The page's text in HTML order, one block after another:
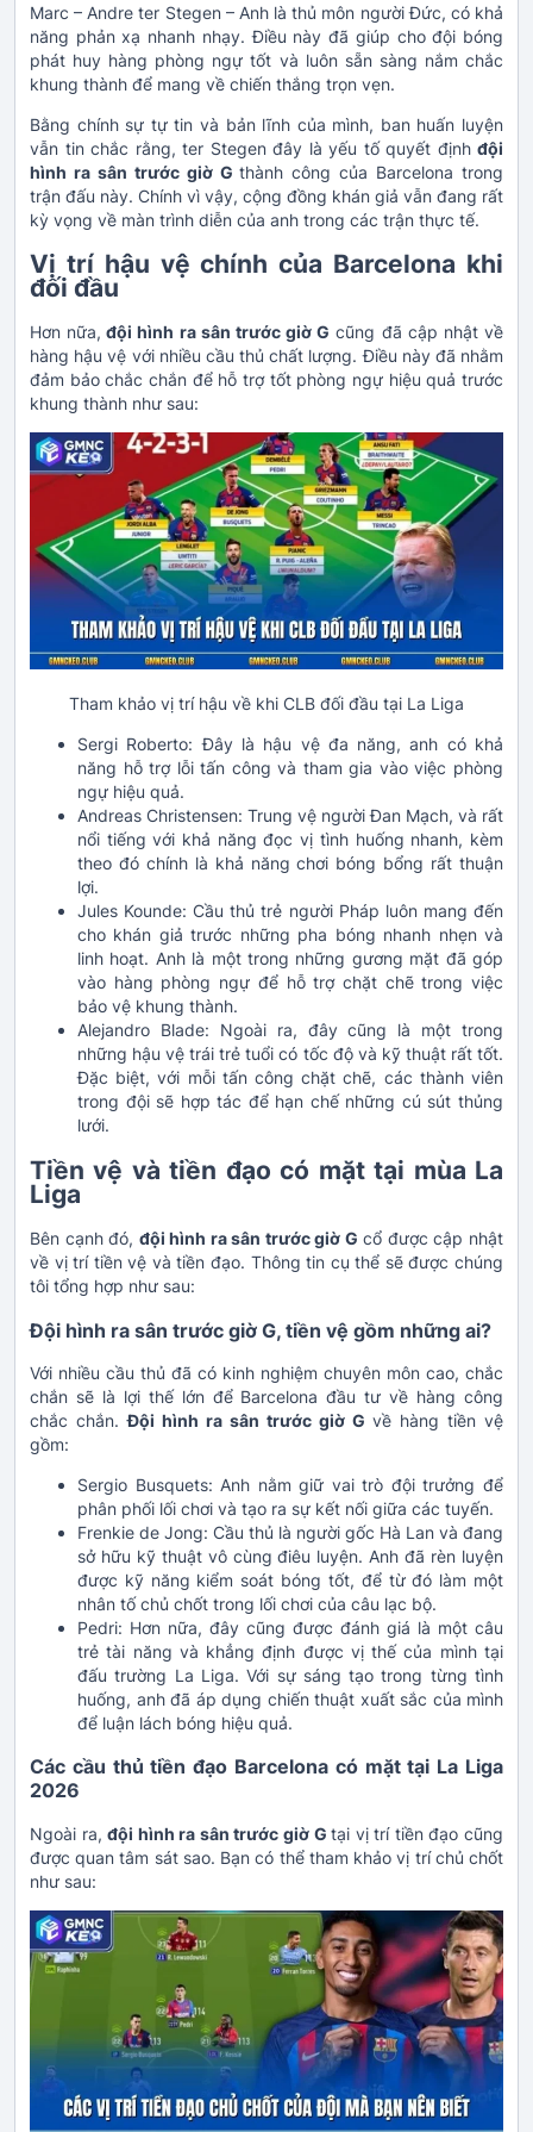
Marc – Andre ter Stegen – Anh là thủ môn người Đức, có khả
năng phản xạ nhanh nhạy. Điều này đã giúp cho đội bóng
phát huy hàng phòng ngự tốt và luôn sẵn sàng nắm chắc
khung thành để mang về chiến thắng trọn vẹn.
Bằng chính sự tự tin và bản lĩnh của mình, ban huấn luyện
vẫn tin chắc rằng, ter Stegen đây là yếu tố quyết định đội
hình ra sân trước giờ Gthành công của Barcelona trong
trận đấu này. Chính vì vậy, cộng đồng khán giả vẫn đang rất
kỳ vọng về màn trình diễn của anh trong các trận thực tế.
Vị trí hậu vệ chính của Barcelona khi
đối đầu
Hơn nữa, đội hình ra sân trước giờ G cũng đã cập nhật về
hàng hậu vệ với nhiều cầu thủ chất lượng. Điều này đã nhằm
đảm bảo chắc chắn để hỗ trợ tốt phòng ngự hiệu quả trước
khung thành như sau:
Tham khảo vị trí hậu về khi CLB đối đầu tại La Liga
Sergi Roberto: Đây là hậu vệ đa năng, anh có khả
năng hỗ trợ lỗi tấn công và tham gia vào việc phòng
ngự hiệu quả.
Andreas Christensen: Trung vệ người Đan Mạch, và rất
nổi tiếng với khả năng đọc vị tình huống nhanh, kèm
theo đó chính là khả năng chơi bóng bổng rất thuận
lợi.
Jules Kounde: Cầu thủ trẻ người Pháp luôn mang đến
cho khán giả trước những pha bóng nhanh nhẹn và
linh hoạt. Anh là một trong những gương mặt đã góp
vào hàng phòng ngự để hỗ trợ chặt chẽ trong việc
bảo vệ khung thành.
Alejandro Blade: Ngoài ra, đây cũng là một trong
những hậu vệ trái trẻ tuổi có tốc độ và kỹ thuật rất tốt.
Đặc biệt, với mỗi tấn công chặt chẽ, các thành viên
trong đội sẽ hợp tác để hạn chế những cú sút thủng
lưới.
Tiền vệ và tiền đạo có mặt tại mùa La
Liga
Bên cạnh đó, đội hình ra sân trước giờ G cổ được cập nhật
về vị trí tiền vệ và tiền đạo. Thông tin cụ thể sẽ được chúng
tôi tổng hợp như sau:
Đội hình ra sân trước giờ G, tiền vệ gồm những ai?
Với nhiều cầu thủ đã có kinh nghiệm chuyên môn cao, chắc
chắn sẽ là lợi thế lớn để Barcelona đầu tư về hàng công
chắc chắn.Đội hình ra sân trước giờ G về hàng tiền vệ
gồm:
Sergio Busquets: Anh nằm giữ vai trò đội trưởng để
phân phối lối chơi và tạo ra sự kết nối giữa các tuyến.
Frenkie de Jong: Cầu thủ là người gốc Hà Lan và đang
sở hữu kỹ thuật vô cùng điêu luyện. Anh đã rèn luyện
được kỹ năng kiểm soát bóng tốt, để từ đó làm một
nhân tố chủ chốt trong lối chơi của câu lạc bộ.
Pedri: Hơn nữa, đây cũng được đánh giá là một câu
trẻ tài năng và khẳng định được vị thế của mình tại
đấu trường La Liga. Với sự sáng tạo trong từng tình
huống, anh đã áp dụng chiến thuật xuất sắc của mình
để luận lách bóng hiệu quả.
Các cầu thủ tiền đạo Barcelona có mặt tại La Liga
2026
Ngoài ra,đội hình ra sân trước giờ Gtại vị trí tiền đạo cũng
được quan tâm sát sao. Bạn có thể tham khảo vị trí chủ chốt
như sau: